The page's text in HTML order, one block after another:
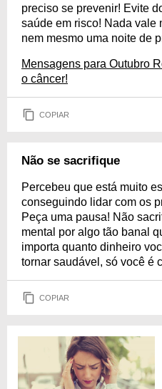
preciso se prevenir! Evite
saúde em risco! Nada vale
nem mesmo uma noite de
Mensagens para Outubro
o câncer!
COPIAR
Não se sacrifique
Percebeu que está muito
conseguindo lidar com os
Peça uma pausa! Não
mental por algo tão banal
importa quanto dinheiro
tornar saudável, só você é
COPIAR